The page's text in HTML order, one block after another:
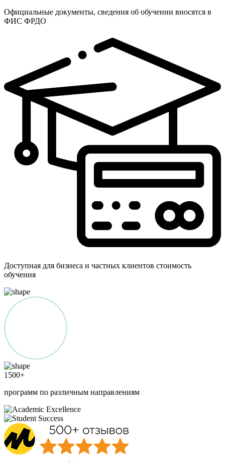
Официальные документы, сведения об обучении вносятся в
ФИС ФРДО
Доступная для бизнеса и частных клиентов стоимость
обучения
1500+
программ по различным направлениям